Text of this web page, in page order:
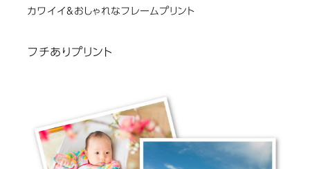
カワイイ&おしゃれなフレームプリント
フチありプリント